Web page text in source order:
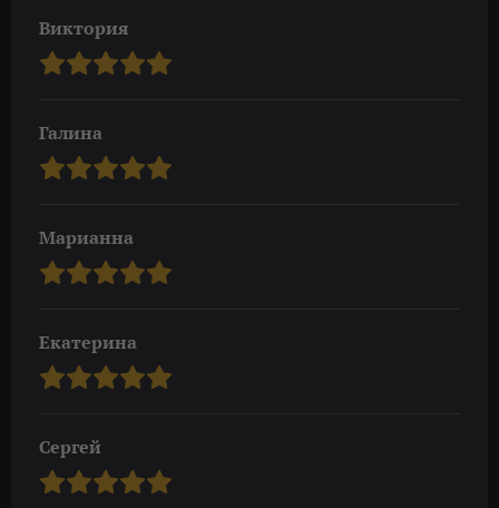
Виктория
Галина
Марианна
Екатерина
Сергей